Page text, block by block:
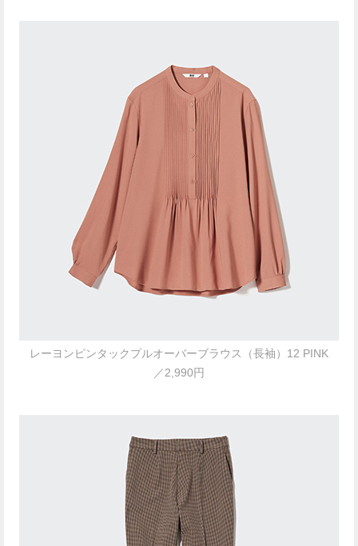
レーヨンピンタックプルオーバーブラウス（長袖）12 PINK
／2,990円